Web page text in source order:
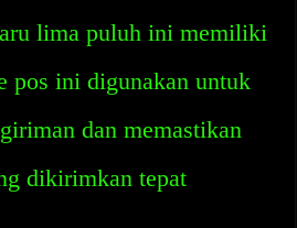
lima puluh ini memiliki
pos ini digunakan untuk
dan memastikan
dikirimkan tepat